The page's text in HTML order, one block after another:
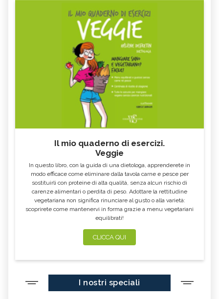
Il mio quaderno di esercizi.
Veggie
In questo libro, con la guida di una dietologa, apprenderete in
modo efficace come eliminare dalla tavola carne e pesce per
sostituirli con proteine di alta qualità, senza alcun rischio di
carenze alimentari o perdita di peso. Adottare la rettitudine
vegetariana non significa rinunciare al gusto o alla varietà:
scoprirete come mantenervi in forma grazie a menu vegetariani
equilibrati!
CLICCA QUI
I nostri speciali